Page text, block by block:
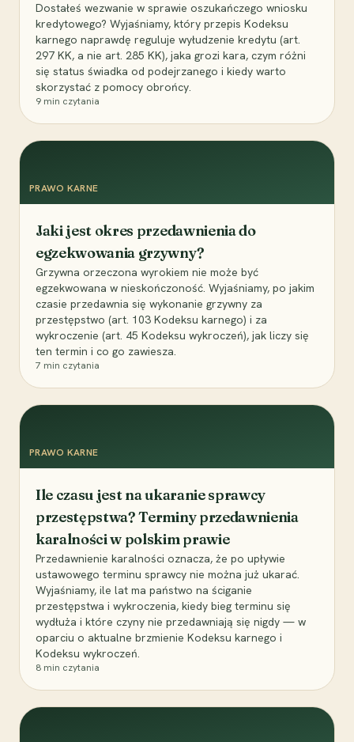
Dostałeś wezwanie w sprawie oszukańczego wniosku
kredytowego? Wyjaśniamy, który przepis Kodeksu
karnego naprawdę reguluje wyłudzenie kredytu (art.
297 KK, a nie art. 285 KK), jaka grozi kara, czym różni
się status świadka od podejrzanego i kiedy warto
skorzystać z pomocy obrońcy.
9 min czytania
PRAWO KARNE
Jaki jest okres przedawnienia do
egzekwowania grzywny?
Grzywna orzeczona wyrokiem nie może być
egzekwowana w nieskończoność. Wyjaśniamy, po jakim
czasie przedawnia się wykonanie grzywny za
przestępstwo (art. 103 Kodeksu karnego) i za
wykroczenie (art. 45 Kodeksu wykroczeń), jak liczy się
ten termin i co go zawiesza.
7 min czytania
PRAWO KARNE
Ile czasu jest na ukaranie sprawcy
przestępstwa? Terminy przedawnienia
karalności w polskim prawie
Przedawnienie karalności oznacza, że po upływie
ustawowego terminu sprawcy nie można już ukarać.
Wyjaśniamy, ile lat ma państwo na ściganie
przestępstwa i wykroczenia, kiedy bieg terminu się
wydłuża i które czyny nie przedawniają się nigdy — w
oparciu o aktualne brzmienie Kodeksu karnego i
Kodeksu wykroczeń.
8 min czytania